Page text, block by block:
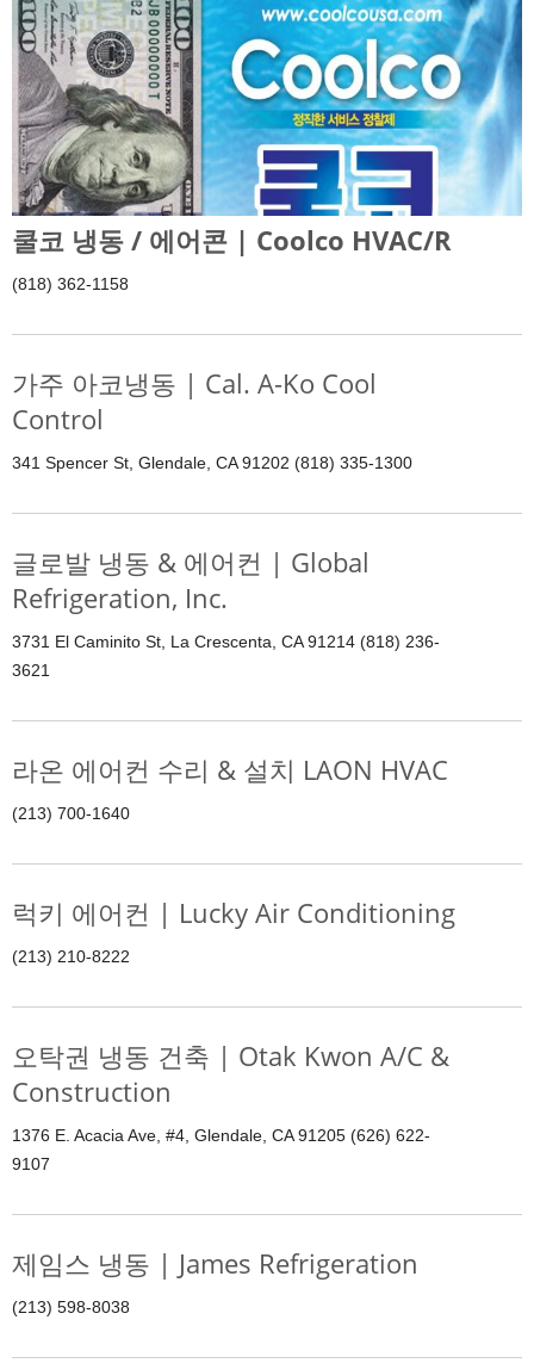
쿨코 냉동 / 에어콘 | Coolco HVAC/R
(818) 362-1158
가주 아코냉동 | Cal. A-Ko Cool
Control
341 Spencer St, Glendale, CA 91202 (818) 335-1300
글로발 냉동 & 에어컨 | Global
Refrigeration, Inc.
3731 El Caminito St, La Crescenta, CA 91214 (818) 236-
3621
라온 에어컨 수리 & 설치 LAON HVAC
(213) 700-1640
럭키 에어컨 | Lucky Air Conditioning
(213) 210-8222
오탁권 냉동 건축 | Otak Kwon A/C &
Construction
1376 E. Acacia Ave, #4, Glendale, CA 91205 (626) 622-
9107
제임스 냉동 | James Refrigeration
(213) 598-8038